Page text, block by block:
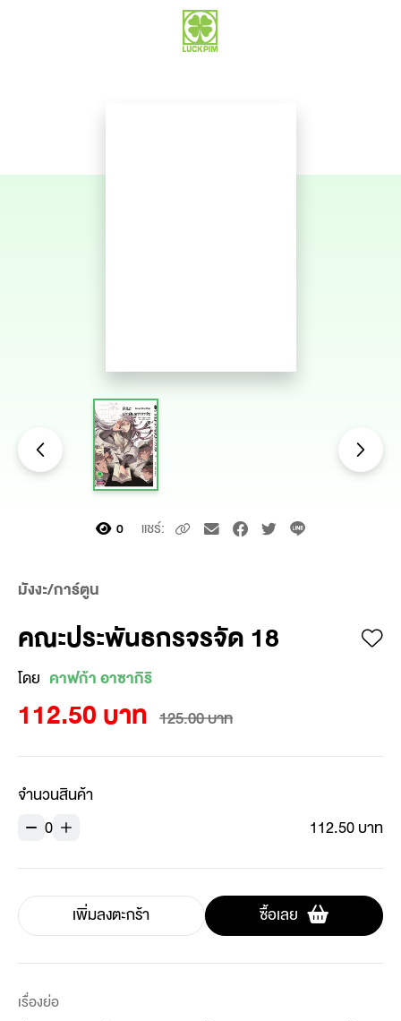
0 แชร์:
มังงะ/การ์ตูน
คณะประพันธกรจรจัด 18
โดย คาฟก้า อาซากิริ
112.50 บาท 125.00 บาท
จำนวนสินค้า
0
112.50 บาท
เพิ่มลงตะกร้า ซื้อเลย
เรื่องย่อ